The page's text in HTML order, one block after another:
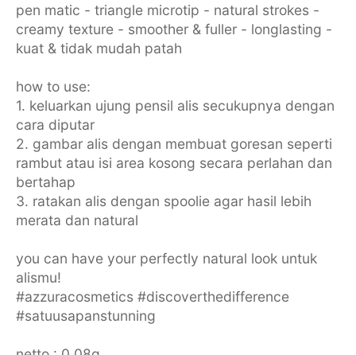
pen matic - triangle microtip - natural strokes -
creamy texture - smoother & fuller - longlasting -
kuat & tidak mudah patah
how to use:
1. keluarkan ujung pensil alis secukupnya dengan
cara diputar
2. gambar alis dengan membuat goresan seperti
rambut atau isi area kosong secara perlahan dan
bertahap
3. ratakan alis dengan spoolie agar hasil lebih
merata dan natural
you can have your perfectly natural look untuk
alismu!
#azzuracosmetics #discoverthedifference
#satuusapanstunning